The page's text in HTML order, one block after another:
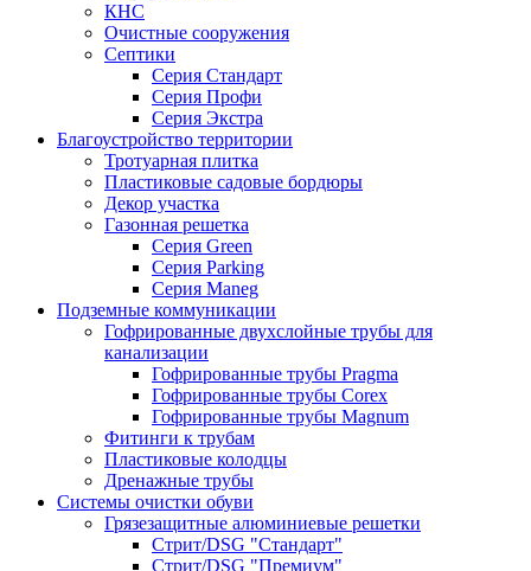
КНС
Очистные сооружения
Септики
Серия Стандарт
Серия Профи
Серия Экстра
Благоустройство территории
Тротуарная плитка
Пластиковые садовые бордюры
Декор участка
Газонная решетка
Серия Green
Серия Parking
Серия Maneg
Подземные коммуникации
Гофрированные двухслойные трубы для
канализации
Гофрированные трубы Pragma
Гофрированные трубы Corex
Гофрированные трубы Magnum
Фитинги к трубам
Пластиковые колодцы
Дренажные трубы
Системы очистки обуви
Грязезащитные алюминиевые решетки
Стрит/DSG "Стандарт"
Стрит/DSG "Премиум"